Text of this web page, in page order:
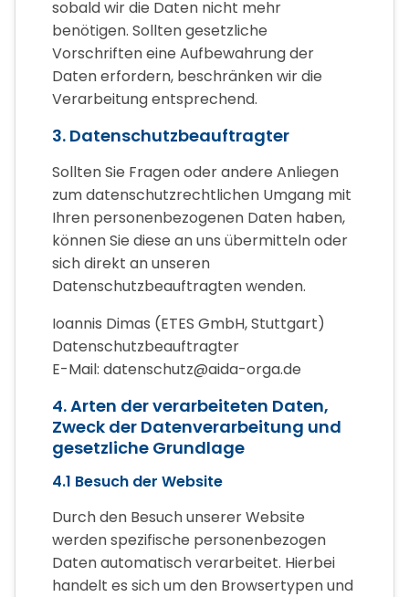
sobald wir die Daten nicht mehr
benötigen. Sollten gesetzliche
Vorschriften eine Aufbewahrung der
Daten erfordern, beschränken wir die
Verarbeitung entsprechend.
3. Datenschutzbeauftragter
Sollten Sie Fragen oder andere Anliegen
zum datenschutzrechtlichen Umgang mit
Ihren personenbezogenen Daten haben,
können Sie diese an uns übermitteln oder
sich direkt an unseren
Datenschutzbeauftragten wenden.
Ioannis Dimas (ETES GmbH, Stuttgart)
Datenschutzbeauftragter
E-Mail: datenschutz@aida-orga.de
4. Arten der verarbeiteten Daten,
Zweck der Datenverarbeitung und
gesetzliche Grundlage
4.1 Besuch der Website
Durch den Besuch unserer Website
werden spezifische personenbezogen
Daten automatisch verarbeitet. Hierbei
handelt es sich um den Browsertypen und